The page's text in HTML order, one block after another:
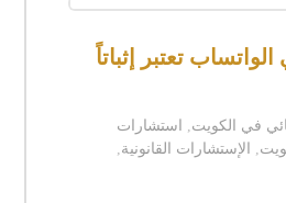
تعتبر إثباتاً
في الكويت
استشارات
الإستشارات القانونية